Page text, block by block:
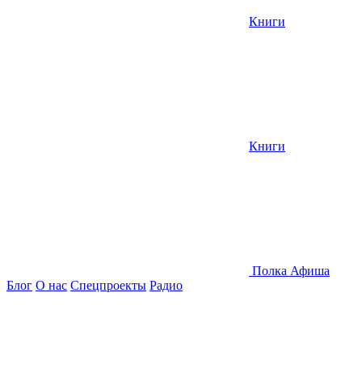
Книги
Книги
Полка Афиша
Блог О нас Спецпроекты Радио